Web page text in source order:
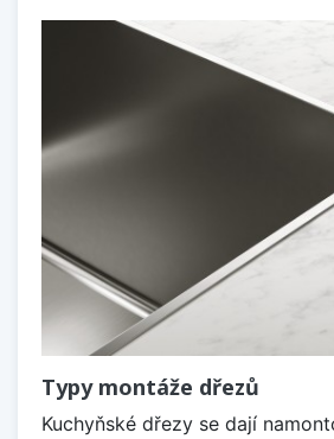
Typy montáže dřezů
Kuchyňské dřezy se dají